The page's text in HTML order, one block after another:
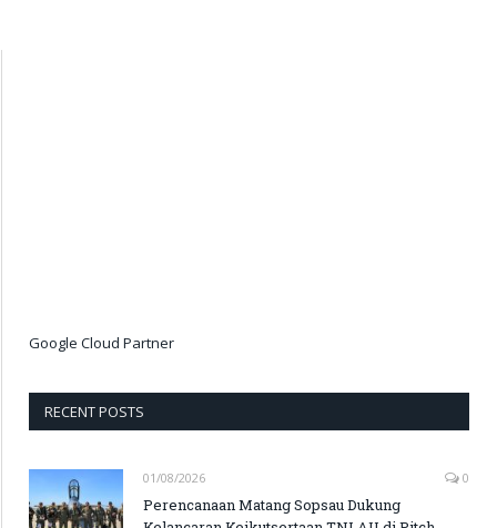
Google Cloud Partner
RECENT POSTS
01/08/2026 0
Perencanaan Matang Sopsau Dukung